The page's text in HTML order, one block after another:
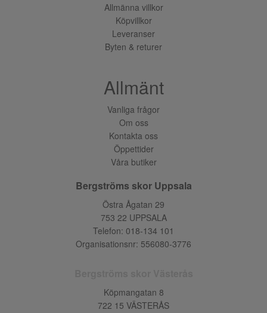
Allmänna villkor
Köpvillkor
Leveranser
Byten & returer
Allmänt
Vanliga frågor
Om oss
Kontakta oss
Öppettider
Våra butiker
Bergströms skor Uppsala
Östra Ågatan 29
753 22 UPPSALA
Telefon: 018-134 101
Organisationsnr: 556080-3776
Köpmangatan 8
722 15 VÄSTERÅS